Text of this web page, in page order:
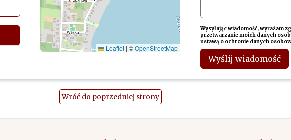
Leaflet | ©OpenStreetMap
Wysyłając wiadomość, wyrażam
przetwarzanie moich danych
ustawą o ochronie danych
Wyślij wiadomość
Wróć do poprzedniej strony